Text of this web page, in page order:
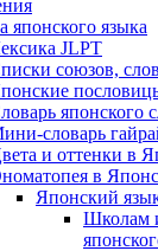
японского языка
JLPT
союзов,
японского
словарь
и оттенки в
в
Японский
Школам